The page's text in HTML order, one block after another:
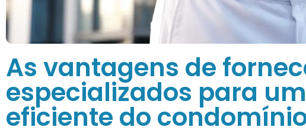
As vantagens de
especializados para
eficiente do